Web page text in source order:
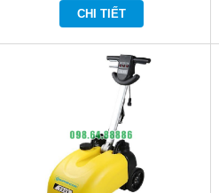
CHI TIẾT